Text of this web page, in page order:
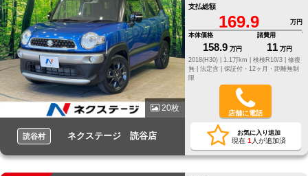
20枚
読谷村 ネクステージ 読谷店
支払総額
169.9
万円
本体価格
158.9 万円
諸費用
11 万円
2018(H30) |
1.1万km | 検検R10/3 | 修復
無 | 法定含 | 保証付・12ヶ月・距離無制
限
店舗に電話
お気に入り追加
現在 1 人が追加済